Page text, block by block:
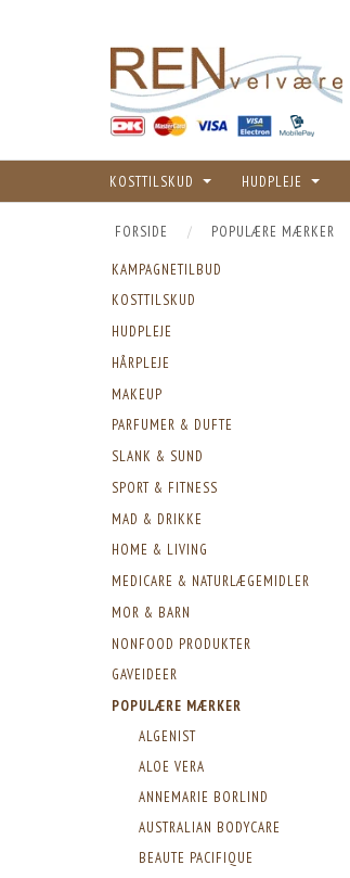
KOSTTILSKUD HUDPLEJE
FORSIDE POPULÆRE MÆRKER
KAMPAGNETILBUD
KOSTTILSKUD
HUDPLEJE
HÅRPLEJE
MAKEUP
PARFUMER & DUFTE
SLANK & SUND
SPORT & FITNESS
MAD & DRIKKE
HOME & LIVING
MEDICARE & NATURLÆGEMIDLER
MOR & BARN
NONFOOD PRODUKTER
GAVEIDEER
POPULÆRE MÆRKER
ALGENIST
ALOE VERA
ANNEMARIE BORLIND
AUSTRALIAN BODYCARE
BEAUTE PACIFIQUE